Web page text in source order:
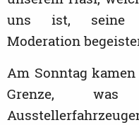
uns ist, seine
Moderation
Am Sonntag
Grenze,